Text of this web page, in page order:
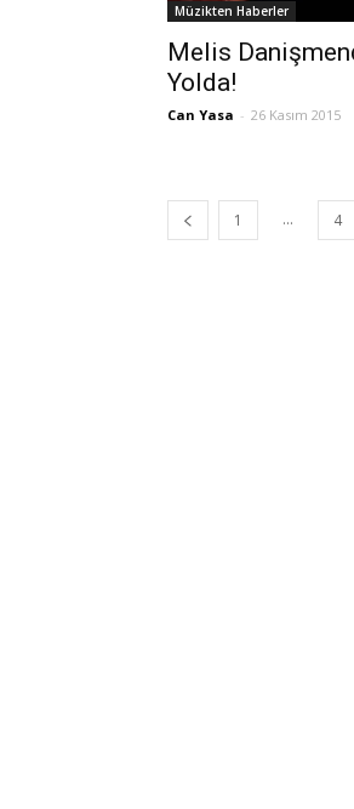
Müzikten Haberler
Melis
Yolda!
Can Yasa - 26 Kasım 2015
1 ... 4